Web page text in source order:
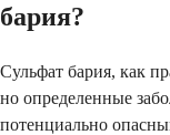
бария?
Сульфат бария, как
но определенные
потенциально